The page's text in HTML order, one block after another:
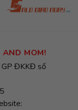
AND MOM!
ĐKKĐ số